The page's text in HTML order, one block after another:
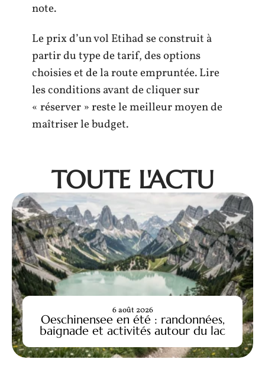
note.
Le prix d’un vol Etihad se construit à
partir du type de tarif, des options
choisies et de la route empruntée. Lire
les conditions avant de cliquer sur
« réserver » reste le meilleur moyen de
maîtriser le budget.
TOUTE L'ACTU
Oeschinensee en été : randonnées,
baignade et activités autour du lac
6 août 2026